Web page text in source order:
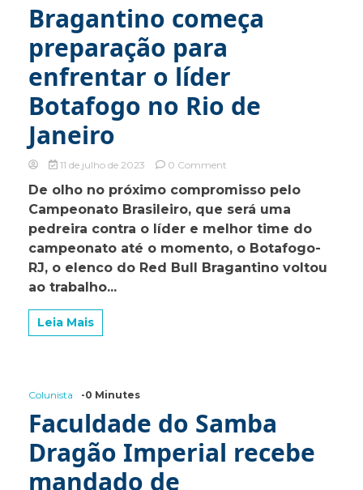
e
horários
jogos
Bragantino começa
preparação para
enfrentar o líder
Botafogo no Rio de
Janeiro
11 de julho de 2023 0 Commenton
começa
preparação
para
enfrentar
o
líder
De olho no próximo compromisso pelo
Campeonato Brasileiro, que será uma
pedreira contra o líder e melhor time do
campeonato até o momento, o Botafogo-
RJ, o elenco do Red Bull Bragantino voltou
ao trabalho...
Leia Mais
Colunista -0 Minutes
Faculdade do Samba
Dragão Imperial recebe
mandado de